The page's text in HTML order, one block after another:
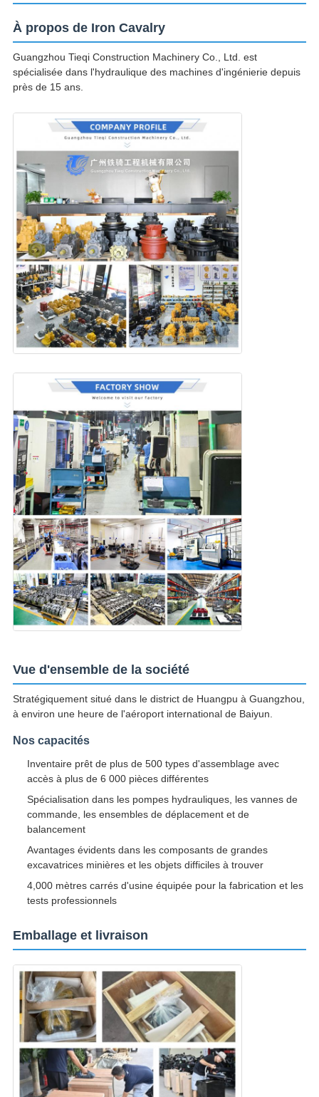
À propos de Iron Cavalry
Guangzhou Tieqi Construction Machinery Co., Ltd. est
spécialisée dans l'hydraulique des machines d'ingénierie depuis
près de 15 ans.
Vue d'ensemble de la société
Stratégiquement situé dans le district de Huangpu à Guangzhou,
à environ une heure de l'aéroport international de Baiyun.
Nos capacités
Inventaire prêt de plus de 500 types d'assemblage avec
accès à plus de 6 000 pièces différentes
Spécialisation dans les pompes hydrauliques, les vannes de
commande, les ensembles de déplacement et de
balancement
Avantages évidents dans les composants de grandes
excavatrices minières et les objets difficiles à trouver
4,000 mètres carrés d'usine équipée pour la fabrication et les
tests professionnels
Emballage et livraison